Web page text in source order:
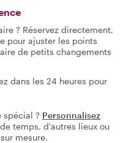
? Réservez directement,
pour ajuster les points
de petits changements
dans les 24 heures pour
spécial ? Personnalisez
temps, d'autres lieux ou
mesure.